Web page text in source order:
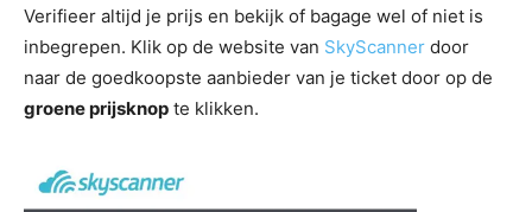
Verifieer altijd je prijs en bekijk of bagage wel of niet is
inbegrepen. Klik op de website van SkyScanner door
naar de goedkoopste aanbieder van je ticket door op de
groene prijsknop te klikken.